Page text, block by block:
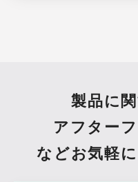
製品に
アフター
などお気軽